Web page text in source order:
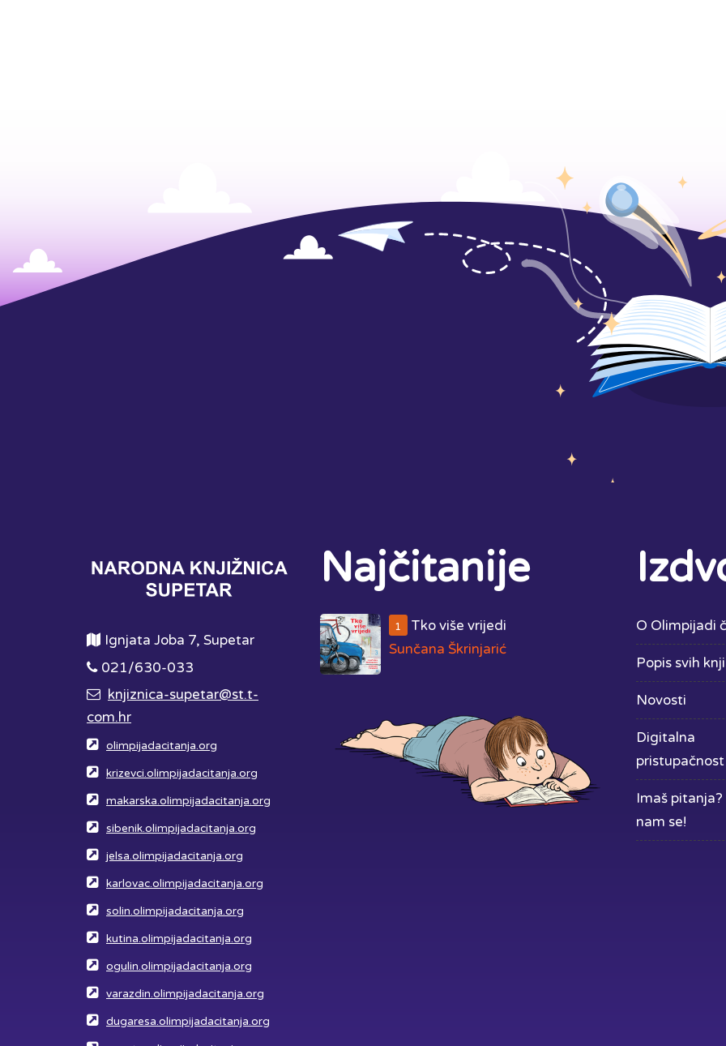
Ignjata Joba 7, Supetar
021/630-033
knjiznica-supetar@st.t-
com.hr
olimpijadacitanja.org
krizevci.olimpijadacitanja.org
makarska.olimpijadacitanja.org
sibenik.olimpijadacitanja.org
jelsa.olimpijadacitanja.org
karlovac.olimpijadacitanja.org
solin.olimpijadacitanja.org
kutina.olimpijadacitanja.org
ogulin.olimpijadacitanja.org
varazdin.olimpijadacitanja.org
dugaresa.olimpijadacitanja.org
Najčitanije
1
Tko više vrijedi
Sunčana Škrinjarić
O Olimpijadi
Popis svih
Novosti
Digitalna
pristupačnost
Imaš pitanja?
nam se!